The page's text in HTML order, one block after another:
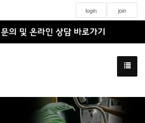
login join